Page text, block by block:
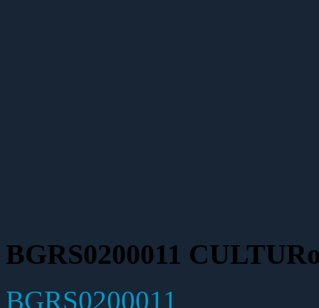
BGRS0200011
BGRS0200011